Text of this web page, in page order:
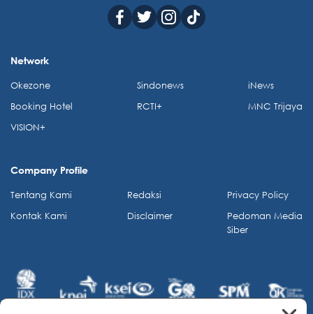
Network
Okezone
Booking Hotel
VISION+
Sindonews
RCTI+
iNews
MNC Trijaya
Company Profile
Tentang Kami
Kontak Kami
Redaksi
Disclaimer
Privacy Policy
Pedoman Media
Siber